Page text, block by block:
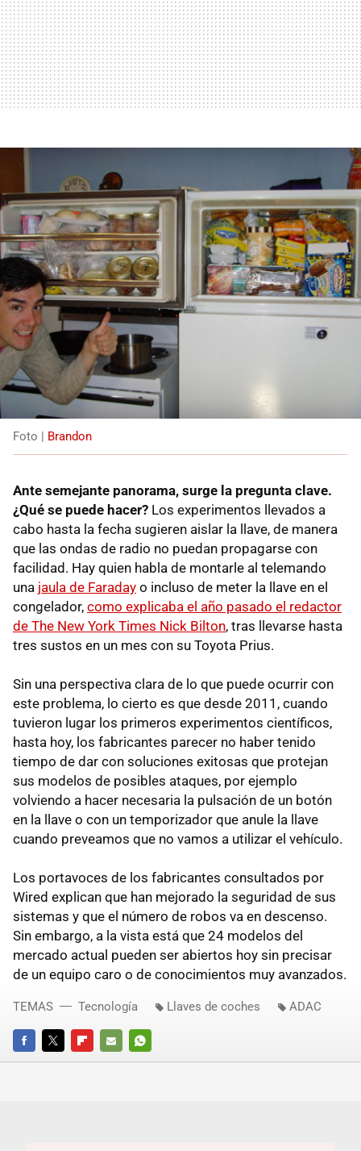
Foto | Brandon
Ante semejante panorama, surge la pregunta clave.
¿Qué se puede hacer? Los experimentos llevados a
cabo hasta la fecha sugieren aislar la llave, de manera
que las ondas de radio no puedan propagarse con
facilidad. Hay quien habla de montarle al telemando
una jaula de Faraday o incluso de meter la llave en el
congelador, como explicaba el año pasado el redactor
de The New York Times Nick Bilton, tras llevarse hasta
tres sustos en un mes con su Toyota Prius.
Sin una perspectiva clara de lo que puede ocurrir con
este problema, lo cierto es que desde 2011, cuando
tuvieron lugar los primeros experimentos científicos,
hasta hoy, los fabricantes parecer no haber tenido
tiempo de dar con soluciones exitosas que protejan
sus modelos de posibles ataques, por ejemplo
volviendo a hacer necesaria la pulsación de un botón
en la llave o con un temporizador que anule la llave
cuando preveamos que no vamos a utilizar el vehículo.
Los portavoces de los fabricantes consultados por
Wired explican que han mejorado la seguridad de sus
sistemas y que el número de robos va en descenso.
Sin embargo, a la vista está que 24 modelos del
mercado actual pueden ser abiertos hoy sin precisar
de un equipo caro o de conocimientos muy avanzados.
FACEBOOKTWITTERFLIPBOARD
E-
WHATSAPP
TEMAS Tecnología Llaves de coches ADAC